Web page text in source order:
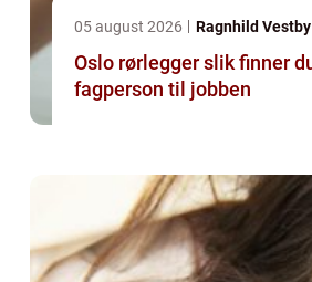
05 august 2026 Ragnhild Vestby
Oslo rørlegger slik finner du riktig
fagperson til jobben